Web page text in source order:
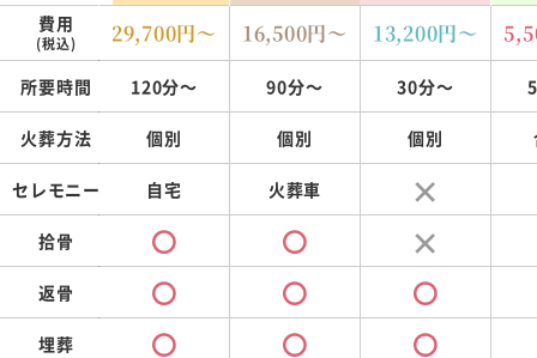
費用
(税込) 29,700円～ 16,500円～ 13,200円～
所要時間 120分～ 90分～ 30分～
火葬方法 個別 個別 個別
セレモニー 自宅 火葬車
拾骨
返骨
埋葬